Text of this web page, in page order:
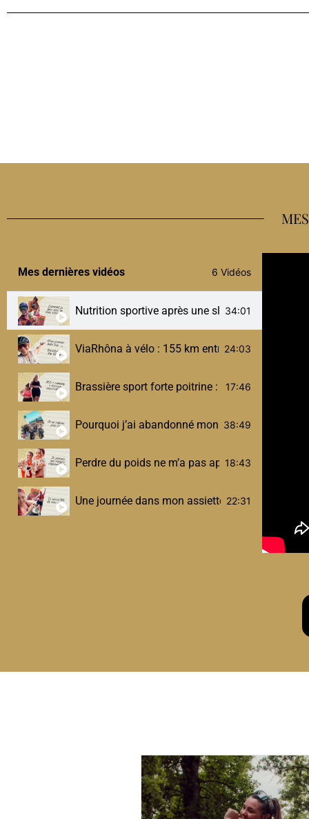
Mes dernières vidéos 6 Vidéos
Nutrition sportive après une sleeve : comment
34:01
ViaRhôna à vélo : 155 km entre Ambérieu et
24:03
Brassière sport forte poitrine : mes vraies
17:46
Pourquoi j’ai abandonné mon Half Ironman (et
38:49
Perdre du poids ne m’a pas appris à aimer
18:43
Une journée dans mon assiette post-sleeve
22:31